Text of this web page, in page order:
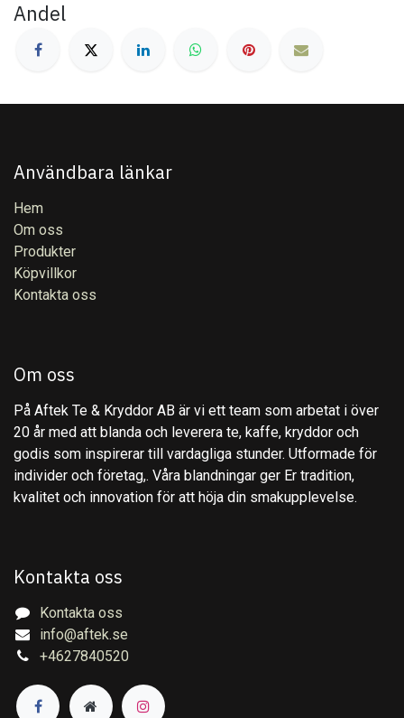
Andel
Användbara länkar
Hem
Om oss
Produkter
Köpvillkor
Kontakta oss
Om oss
På Aftek Te & Kryddor AB är vi ett team som arbetat i över
20 år med att blanda och leverera te, kaffe, kryddor och
godis som inspirerar till vardagliga stunder. Utformade för
individer och företag,. Våra blandningar ger Er tradition,
kvalitet och innovation för att höja din smakupplevelse.
Kontakta oss
Kontakta oss
info@aftek.se
+4627840520